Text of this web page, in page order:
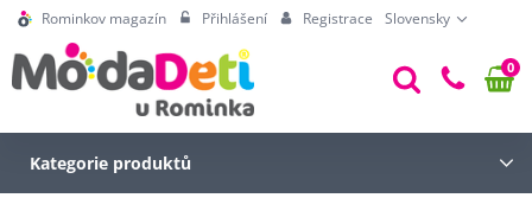
Rominkov magazín Přihlášení Registrace Slovensky
0
Kategorie produktů